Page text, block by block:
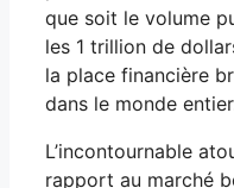
que soit le volume
les 1 trillion de
la place financière
dans le monde
L’incontournable
rapport au marché